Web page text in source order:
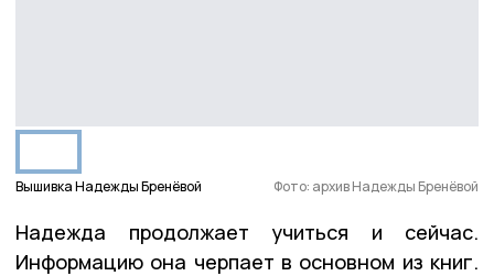
Вышивка Надежды Бренёвой Фото: архив Надежды Бренёвой
Надежда продолжает учиться и сейчас.
Информацию она черпает в основном из книг.